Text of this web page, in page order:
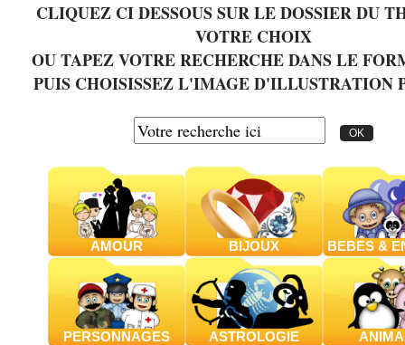
CLIQUEZ CI DESSOUS SUR LE DOSSIER DU
VOTRE CHOIX
OU TAPEZ VOTRE RECHERCHE DANS LE
PUIS CHOISISSEZ L'IMAGE D'ILLUSTRATION
AMOUR BIJOUX BEBES &
PERSONNAGES ASTROLOGIE